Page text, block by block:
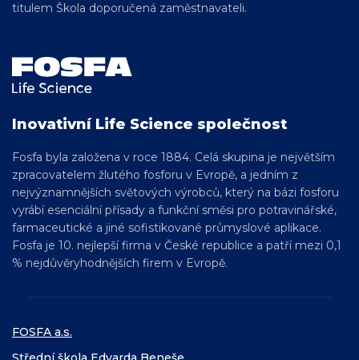
Inovativní Life Science společnost
Fosfa byla založena v roce 1884. Celá skupina je největším
zpracovatelem žlutého fosforu v Evropě, a jedním z
nejvýznamnějších světových výrobců, který na bázi fosforu
vyrábí esenciální přísady a funkční směsi pro potravinářské,
farmaceutické a jiné sofistikované průmyslové aplikace.
Fosfa je 10. nejlepší firma v České republice a patří mezi 0,1
% nejdůvěryhodnějších firem v Evropě.
titulem Škola doporučená zaměstnavateli.
FOSFA a.s.